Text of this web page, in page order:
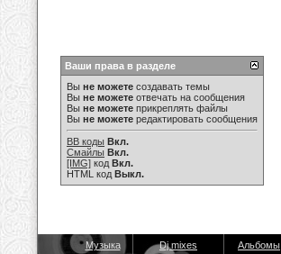
Ваши права в разделе
Вы не можете создавать темы
Вы не можете отвечать на сообщения
Вы не можете прикреплять файлы
Вы не можете редактировать сообщения
BB коды Вкл.
Смайлы Вкл.
[IMG] код Вкл.
HTML код Выкл.
Музыка Dj mixes Альбомы